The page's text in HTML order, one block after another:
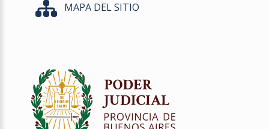
MAPA DEL SITIO